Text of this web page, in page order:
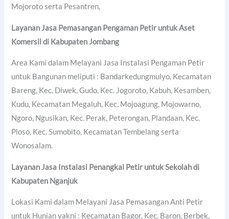
Mojoroto serta Pesantren,
Layanan Jasa Pemasangan Pengaman Petir untuk Aset
Komersil di Kabupaten Jombang
Area Kami dalam Melayani Jasa Instalasi Pengaman Petir
untuk Bangunan meliputi : Bandarkedungmulyo, Kecamatan
Bareng, Kec. Diwek, Gudo, Kec. Jogoroto, Kabuh, Kesamben,
Kudu, Kecamatan Megaluh, Kec. Mojoagung, Mojowarno,
Ngoro, Ngusikan, Kec. Perak, Peterongan, Plandaan, Kec.
Ploso, Kec. Sumobito, Kecamatan Tembelang serta
Wonosalam.
Layanan Jasa Instalasi Penangkal Petir untuk Sekolah di
Kabupaten Nganjuk
Lokasi Kami dalam Melayani Jasa Pemasangan Anti Petir
untuk Hunian yakni : Kecamatan Bagor, Kec. Baron, Berbek,